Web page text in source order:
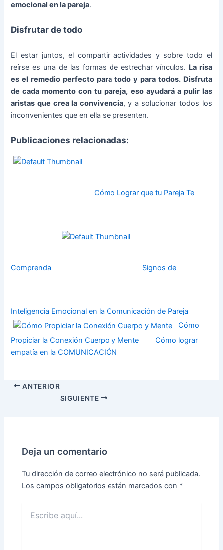
emocional en la pareja.
Disfrutar de todo
El estar juntos, el compartir actividades y sobre todo el
reírse es una de las formas de estrechar vínculos. La risa
es el remedio perfecto para todo y para todos. Disfruta
de cada momento con tu pareja, eso ayudará a pulir las
aristas que crea la convivencia, y a solucionar todos los
inconvenientes que en ella se presenten.
Publicaciones relacionadas:
Cómo Lograr que tu Pareja Te
Comprenda Signos de
Inteligencia Emocional en la Comunicación de Pareja
Cómo
Propiciar la Conexión Cuerpo y Mente
Cómo lograr
empatía en la COMUNICACIÓN
ANTERIOR
SIGUIENTE
Deja un comentario
Tu dirección de correo electrónico no será publicada.
Los campos obligatorios están marcados con *
aquí...